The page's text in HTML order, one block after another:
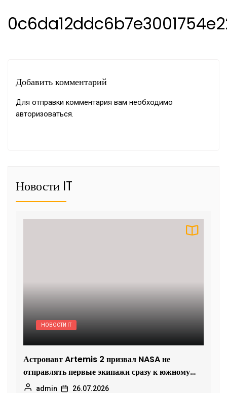
Добавить комментарий
Для отправки комментария вам необходимо
авторизоваться.
Новости IT
НОВОСТИ IT
Астронавт Artemis 2 призвал NASA не
отправлять первые экипажи сразу к южному
полюсу Луны
admin 26.07.2026